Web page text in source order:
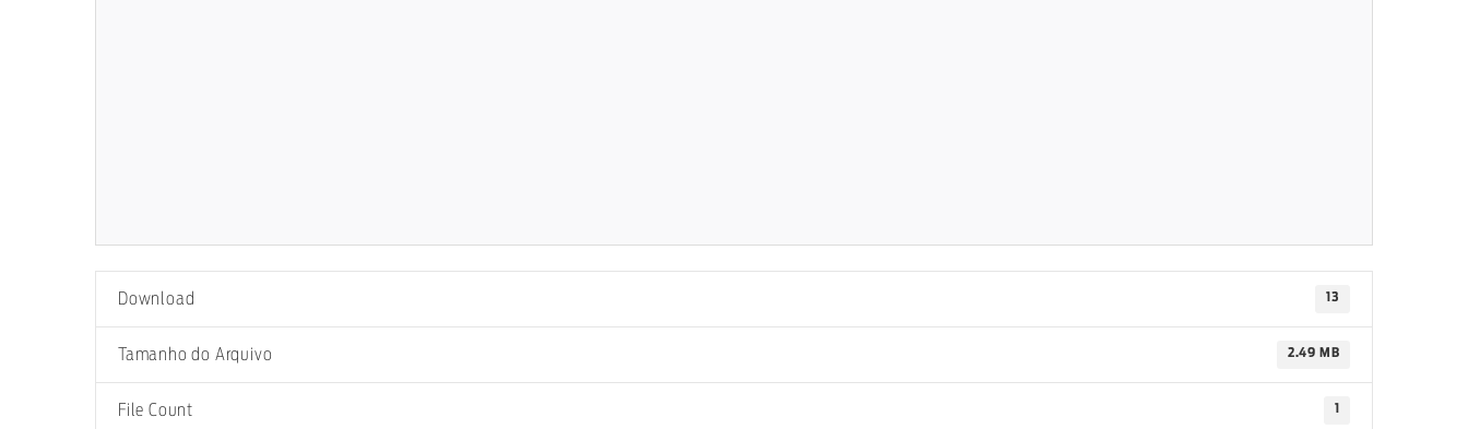
Download 13
Tamanho do Arquivo 2.49 MB
File Count 1